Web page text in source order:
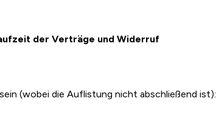
der Verträge und Widerruf
(wobei die Auflistung nicht abschließend ist):